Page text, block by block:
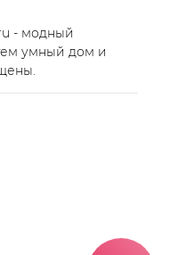
- модный
умный дом и